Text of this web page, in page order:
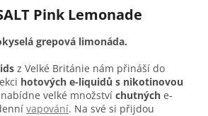
Pink Lemonade
grepová limonáda.
z Velké Británie nám přináší do
hotových e-liquidů s nikotinovou
nabídne velké množství chutných e-
vapování. Na své si přijdou